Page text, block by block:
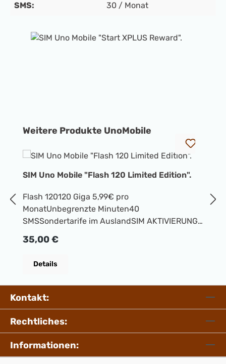
Bildergalerie überspringen
SMS: 30 / Monat
Produktgalerie überspringen
Weitere Produkte UnoMobile
SIM Uno Mobile "Flash 120 Limited Edition".
Flash 120120 Giga 5,99€ pro
MonatUnbegrenzte Minuten40
SMSSondertarife im AuslandSIM AKTIVIERUNG
Regulärer Preis:
35,00 €
Details
Kontakt:
Rechtliches:
Informationen: